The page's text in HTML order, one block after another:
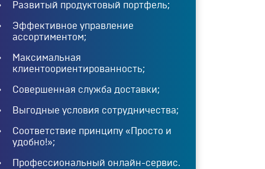
Развитый продуктовый портфель;
Эффективное управление
ассортиментом;
Максимальная
клиентоориентированность;
Совершенная служба доставки;
Выгодные условия сотрудничества;
Соответствие принципу «Просто и
удобно!»;
Профессиональный онлайн-сервис.